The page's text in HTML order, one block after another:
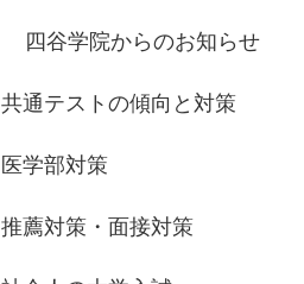
四谷学院からのお知らせ
共通テストの傾向と対策
医学部対策
推薦対策・面接対策